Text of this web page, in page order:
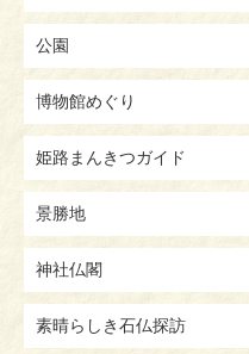
公園
博物館めぐり
姫路まんきつガイド
景勝地
神社仏閣
素晴らしき石仏探訪